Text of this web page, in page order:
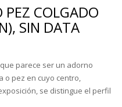
COLGADO
SIN DATA
parece ser un adorno
o pez en cuyo centro,
se distingue el perfil